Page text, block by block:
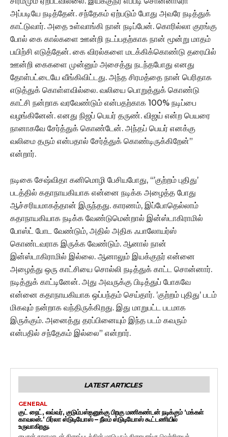
அப்படியே நடித்தேன். சந்தேகம் ஏற்படும் போது அவரே நடித்துக்
காட்டுவார். அதை உள்வாங்கி நான் நடிப்பேன். கொரில்லா குரங்கு
போல் கை கால்களை ஊன்றி நடப்பதற்காக நான் மூன்று மாதம்
பயிற்சி எடுத்தேன். கை விரல்களை மடக்கிக்கொண்டு தரையில்
ஊன்றி கைகளை முன்னும் அசைத்து நடந்தபோது எனது
தோள்பட்டையே வீங்கிவிட்டது. அந்த சிரமத்தை நான் பெரிதாக
எடுத்துக் கொள்ளவில்லை. வலியை பொறுத்துக் கொண்டு
காட்சி நன்றாக வரவேண்டும் என்பதற்காக 100% நடிப்பை
வழங்கினேன். எனது நிஜப் பெயர் தருண். விஜய் என்ற பெயரை
நானாகவே சேர்த்துக் கொண்டேன். அந்தப் பெயர் எனக்கு
வலிமை தரும் என்பதால் சேர்த்துக் கொண்டிருக்கிறேன்”
என்றார்.
நடிகை சேஷ்விதா கனிமொழி பேசியபோது, “’குற்றம் புதிது’
படத்தில் கதாநாயகியாக என்னை நடிக்க அழைத்த போது
ஆச்சரியமாகத்தான் இருந்தது. காரணம், இப்போதெல்லாம்
கதாநாயகியாக நடிக்க வேண்டுமென்றால் இன்ஸ்டாகிராமில்
போஸ்ட் போட வேண்டும், அதில் அதிக ஃபாலோயர்ஸ்
கொண்டவராக இருக்க வேண்டும். ஆனால் நான்
இன்ஸ்டாகிராமில் இல்லை. ஆனாலும் இயக்குநர் என்னை
அழைத்து ஒரு காட்சியை சொல்லி நடித்துக் காட்ட சொன்னார்.
நடித்துக் காட்டினேன். அது அவருக்கு பிடித்துப் போகவே
என்னை கதாநாயகியாக ஒப்பந்தம் செய்தார். ’குற்றம் புதிது’ படம்
மிகவும் நன்றாக வந்திருக்கிறது. இது மாறுபட்ட படமாக
இருக்கும். அனைத்து தரப்பினையும் இந்த படம் கவரும்
என்பதில் சந்தேகம் இல்லை” என்றார்.
LATEST ARTICLES
GENERAL
குட் நைட், லவ்வர், குடும்பஸ்தனுக்கு பிறகு மணிகண்டன் நடிக்கும் ‘மக்கள்
காவலன்.’ பிர்லா ஸ்டுடியோஸ் – நீலம் ஸ்டுடியோஸ் கூட்டணியில்
உருவாகிறது.